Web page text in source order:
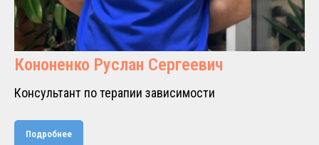
Кононенко Руслан Сергеевич
Консультант по терапии зависимости
Подробнее